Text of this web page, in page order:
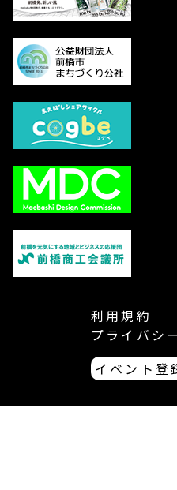
利用規約
プライバシ
イベント登